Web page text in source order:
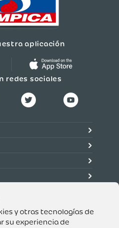
y otras tecnologías de
su experiencia de
aplicación
redes sociales